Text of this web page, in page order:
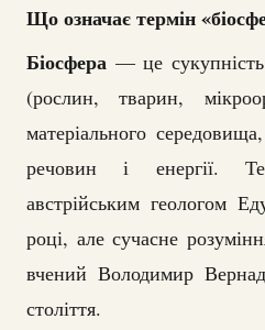
Що означає термін
Біосфера — це
(рослин, тварин,
матеріального
речовин і енергії.
австрійським геологом
році, але сучасне
вчений Володимир
століття.